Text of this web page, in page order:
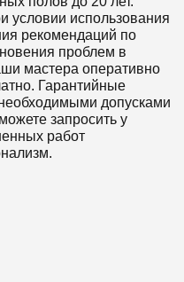
условии использования
рекомендаций по
проблем в
мастера оперативно
Гарантийные
допусками
запросить у
работ